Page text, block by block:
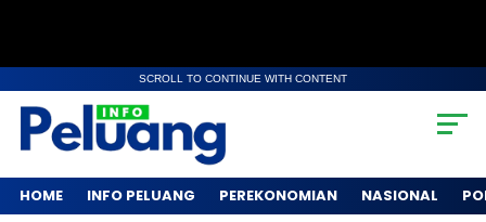
SCROLL TO CONTINUE WITH CONTENT
HOME INFO PELUANG PEREKONOMIAN NASIONAL